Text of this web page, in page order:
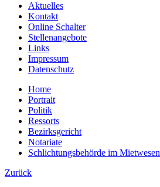
Aktuelles
Kontakt
Online Schalter
Stellenangebote
Links
Impressum
Datenschutz
Home
Portrait
Politik
Ressorts
Bezirksgericht
Notariate
Schlichtungsbehörde im Mietwesen
Zurück